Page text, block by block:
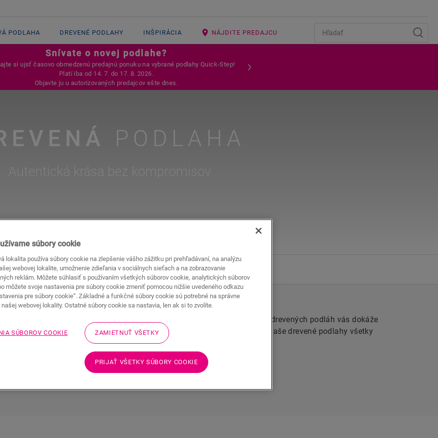
PODLAHA DREVENÉ PODLAHY INŠPIRÁCIA NÁJDITE PREDAJCU
Snívate o novej podlahe?
si ujsť časovo obmedzenú predajnú ponuku na vybrané podlahy Quick-Step!
Platí iba od 14. 7. do 17. 8. 2026.
Objavte ju u autorizovaných predajcov ešte dnes.
PODLAHA
Wood for Life Ľahká inštalácia
a
Hľadáte teplý a autentický interiér? Iba prirodzené čaro drevených podláh vás dokáže
očariť. Vďaka bohatej kolekcii dizajnov a štýlov splnia naše drevené podlahy všetky
vaše priania.
OBJAVTE VŠETKY DREVENÉ PODLAHY
súbory cookie
lokalita používa súbory cookie na zlepšenie vášho zážitku pri prehľadávaní, na analýzu
webovej lokalite, umožnenie zdieľania v sociálnych sieťach a na zobrazovanie
reklám. Môžete súhlasiť s používaním všetkých súborov cookie, analytických súborov
môžete svoje nastavenia pre súbory cookie zmeniť pomocou nižšie uvedeného odkazu
pre súbory cookie“. Základné a funkčné súbory cookie sú potrebné na správne
webovej lokality. Ostatné súbory cookie sa nastavia, len ak si to zvolíte.
SÚBOROV COOKIE ZAMIETNUŤ VŠETKY
PRIJAŤ VŠETKY SÚBORY COOKIE